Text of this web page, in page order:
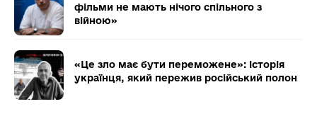
фільми не мають нічого спільного з
війною»
«Це зло має бути переможене»: історія
українця, який пережив російський полон